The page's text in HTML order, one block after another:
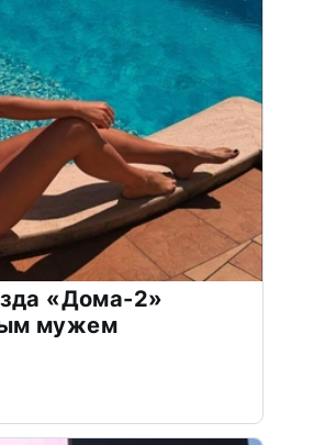
«Дома-2»
мужем